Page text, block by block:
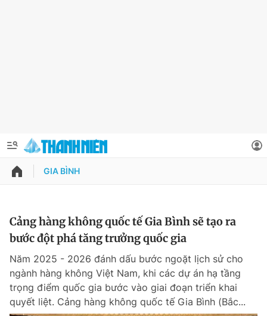
QUẢNG CÁO
Chuyên mục khác
Chào ngày mới Tin 24h
Thông tin tài khoản
Đổi mật khẩu
Tin đã lưu
Tin đã xem
GIA BÌNH
Cảng hàng không quốc tế Gia Bình sẽ tạo ra
bước đột phá tăng trưởng quốc gia
Năm 2025 - 2026 đánh dấu bước ngoặt lịch sử cho
ngành hàng không Việt Nam, khi các dự án hạ tầng
trọng điểm quốc gia bước vào giai đoạn triển khai
quyết liệt. Cảng hàng không quốc tế Gia Bình (Bắc...